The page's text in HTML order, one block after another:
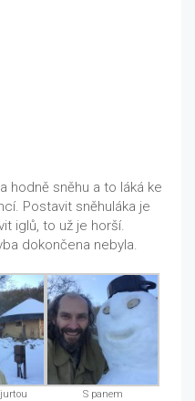
hodně sněhu a to láká ke
Postavit sněhuláka je
iglů, to už je horší.
dokončena nebyla.
S panem